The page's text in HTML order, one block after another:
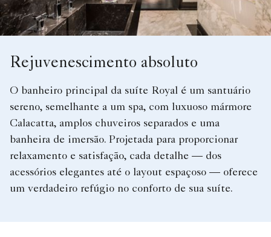
Rejuvenescimento absoluto
O banheiro principal da suíte Royal é um santuário
sereno, semelhante a um spa, com luxuoso mármore
Calacatta, amplos chuveiros separados e uma
banheira de imersão. Projetada para proporcionar
relaxamento e satisfação, cada detalhe — dos
acessórios elegantes até o layout espaçoso — oferece
um verdadeiro refúgio no conforto de sua suíte.